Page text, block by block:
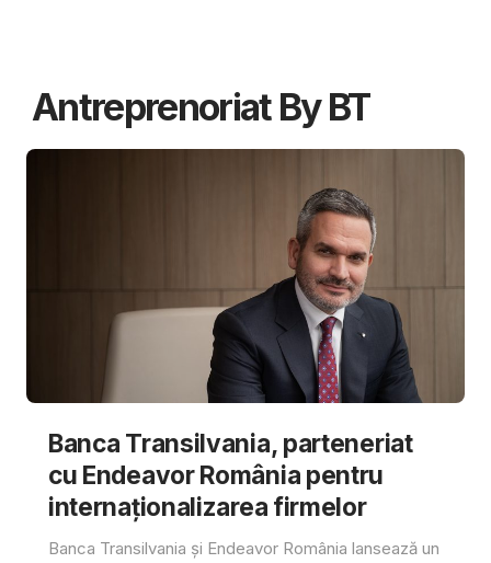
Antreprenoriat By BT
Banca Transilvania, parteneriat
cu Endeavor România pentru
internaționalizarea firmelor
Banca Transilvania și Endeavor România lansează un